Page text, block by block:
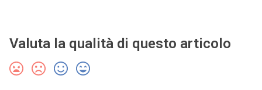
Valuta la qualità di questo articolo